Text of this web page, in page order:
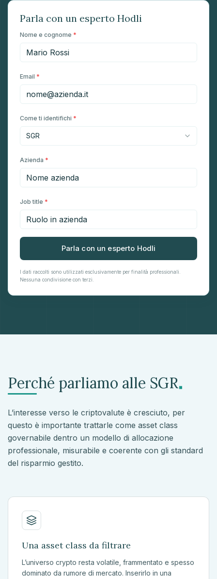
Parla con un esperto Hodli
Nome e cognome *
Email *
Come ti identifichi *
Azienda *
Job title *
Parla con un esperto Hodli
I dati raccolti sono utilizzati esclusivamente per finalità professionali.
Nessuna condivisione con terzi.
Perché parliamo alle SGR.
L’interesse verso le criptovalute è cresciuto, per
questo è importante trattarle come asset class
governabile dentro un modello di allocazione
professionale, misurabile e coerente con gli standard
del risparmio gestito.
Una asset class da filtrare
L’universo crypto resta volatile, frammentato e spesso
dominato da rumore di mercato. Inserirlo in una